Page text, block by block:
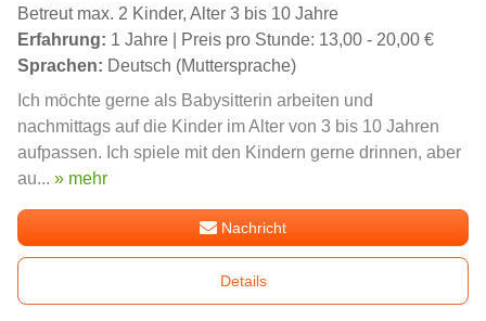
Betreut max. 2 Kinder, Alter 3 bis 10 Jahre
Erfahrung: 1 Jahre | Preis pro Stunde: 13,00 - 20,00 €
Sprachen: Deutsch (Muttersprache)
Ich möchte gerne als Babysitterin arbeiten und
nachmittags auf die Kinder im Alter von 3 bis 10 Jahren
aufpassen. Ich spiele mit den Kindern gerne drinnen, aber
au... » mehr
Nachricht
Details